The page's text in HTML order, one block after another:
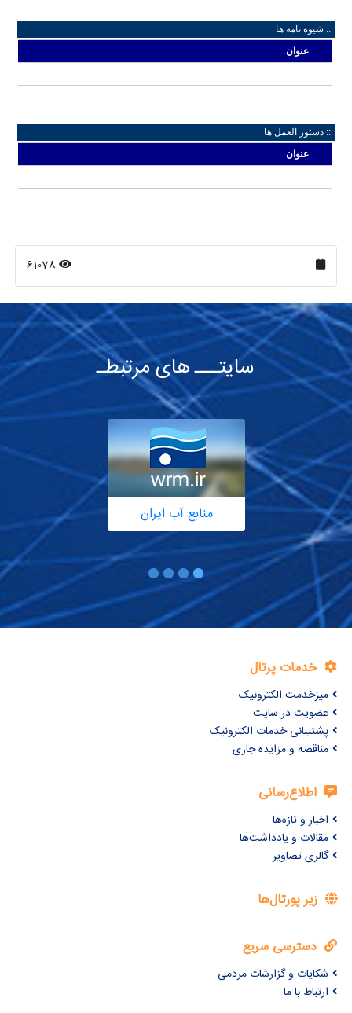
:: شیوه نامه ها
عنوان
:: دستور العمل ها
عنوان
61078
سایتـــ های مرتبطـ
منابع آب ایران
خدمات پرتال
میزخدمت الکترونیک
عضویت در سایت
پشتیبانی خدمات الکترونیک
مناقصه و مزایده جاری
اطلاع‌رسانی
اخبار و تازه‌ها
مقالات و یادداشت‌ها
گالری تصاویر
زیر پورتال‌ها
دسترسی سریع
شکایات و گزارشات مردمی
ارتباط با ما